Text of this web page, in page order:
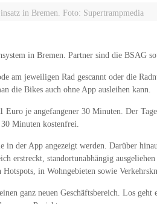
in Bremen. Foto: Supertrampmedia
in Bremen. Partner sind die BSAG
jeweiligen Rad gescannt oder die
die Bikes auch ohne App ausleihen kann.
je angefangener 30 Minuten. Der
Minuten kostenfrei.
der App angezeigt werden. Darüber
erstreckt, standortunabhängig
in Wohngebieten sowie
ganz neuen Geschäftsbereich. Los